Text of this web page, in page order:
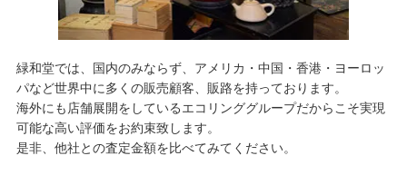
緑和堂では、国内のみならず、アメリカ・中国・香港・ヨーロッ
パなど世界中に多くの販売顧客、販路を持っております。
海外にも店舗展開をしているエコリンググループだからこそ実現
可能な高い評価をお約束致します。
是非、他社との査定金額を比べてみてください。